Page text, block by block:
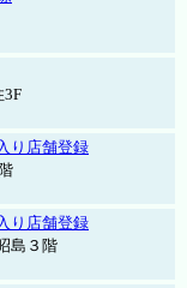
3F
り店舗登録
り店舗登録
島３階